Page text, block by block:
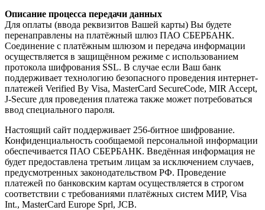
Описание процесса передачи данных
Для оплаты (ввода реквизитов Вашей карты) Вы будете
перенаправлены на платёжный шлюз ПАО СБЕРБАНК.
Соединение с платёжным шлюзом и передача информации
осуществляется в защищённом режиме с использованием
протокола шифрования SSL. В случае если Ваш банк
поддерживает технологию безопасного проведения интернет-
платежей Verified By Visa, MasterCard SecureCode, MIR Accept,
J-Secure для проведения платежа также может потребоваться
ввод специального пароля.
Настоящий сайт поддерживает 256-битное шифрование.
Конфиденциальность сообщаемой персональной информации
обеспечивается ПАО СБЕРБАНК. Введённая информация не
будет предоставлена третьим лицам за исключением случаев,
предусмотренных законодательством РФ. Проведение
платежей по банковским картам осуществляется в строгом
соответствии с требованиями платёжных систем МИР, Visa
Int., MasterCard Europe Sprl, JCB.